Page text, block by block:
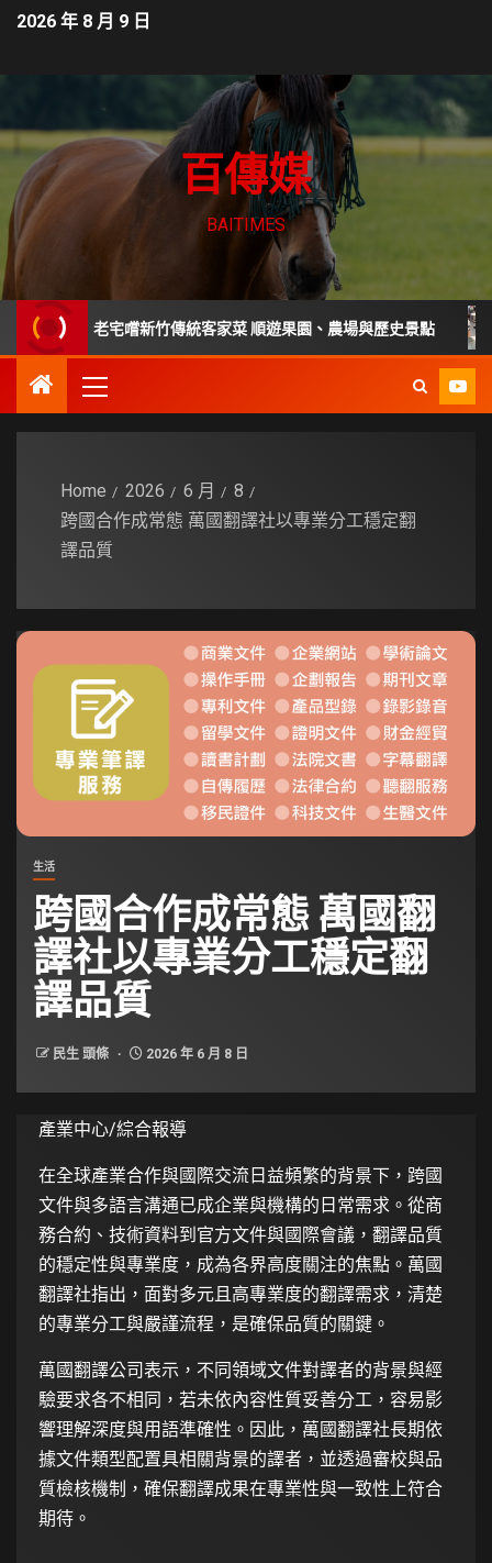
2026 年 8 月 9 日
百傳媒
BAITIMES
年老宅嚐新竹傳統客家菜 順遊果園、農場與歷史景點 家
Home 2026 6 月
8
跨國合作成常態 萬國翻譯社以專業分工穩定翻
譯品質
生活
跨國合作成常態 萬國翻
譯社以專業分工穩定翻
譯品質
民生 頭條 2026 年 6 月 8 日
產業中心/綜合報導
在全球產業合作與國際交流日益頻繁的背景下，跨國
文件與多語言溝通已成企業與機構的日常需求。從商
務合約、技術資料到官方文件與國際會議，翻譯品質
的穩定性與專業度，成為各界高度關注的焦點。萬國
翻譯社指出，面對多元且高專業度的翻譯需求，清楚
的專業分工與嚴謹流程，是確保品質的關鍵。
萬國翻譯公司表示，不同領域文件對譯者的背景與經
驗要求各不相同，若未依內容性質妥善分工，容易影
響理解深度與用語準確性。因此，萬國翻譯社長期依
據文件類型配置具相關背景的譯者，並透過審校與品
質檢核機制，確保翻譯成果在專業性與一致性上符合
期待。